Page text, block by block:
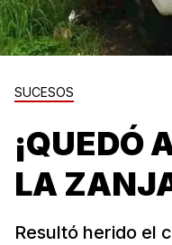
SUCESOS
¡QUEDÓ
LA
Resultó herido el